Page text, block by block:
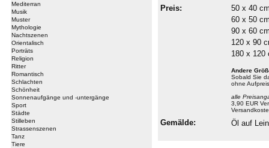
Mediterran
Musik
Muster
Mythologie
Nachtszenen
Orientalisch
Porträts
Religion
Ritter
Romantisch
Schlachten
Schönheit
Sonnenaufgänge und -untergänge
Sport
Städte
Stilleben
Strassenszenen
Tanz
Tiere
Preis:
50 x 40
60 x 50
90 x 60
120 x 90
180 x 120
Andere
Sobald Sie
ohne
alle
3,90 EUR
Gemälde: Öl auf